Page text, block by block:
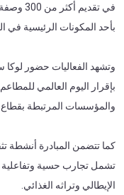
في
بأحد المكونات الرئيسية في
وتشهد الفعاليات حضور
بإقرار اليوم العالمي
والمؤسسات المرتبطة بقطاع
كما تتضمن المبادرة أنشطة
تشمل تجارب حسية وتفاعلية
الإيطالي وتراثه الغذائي.